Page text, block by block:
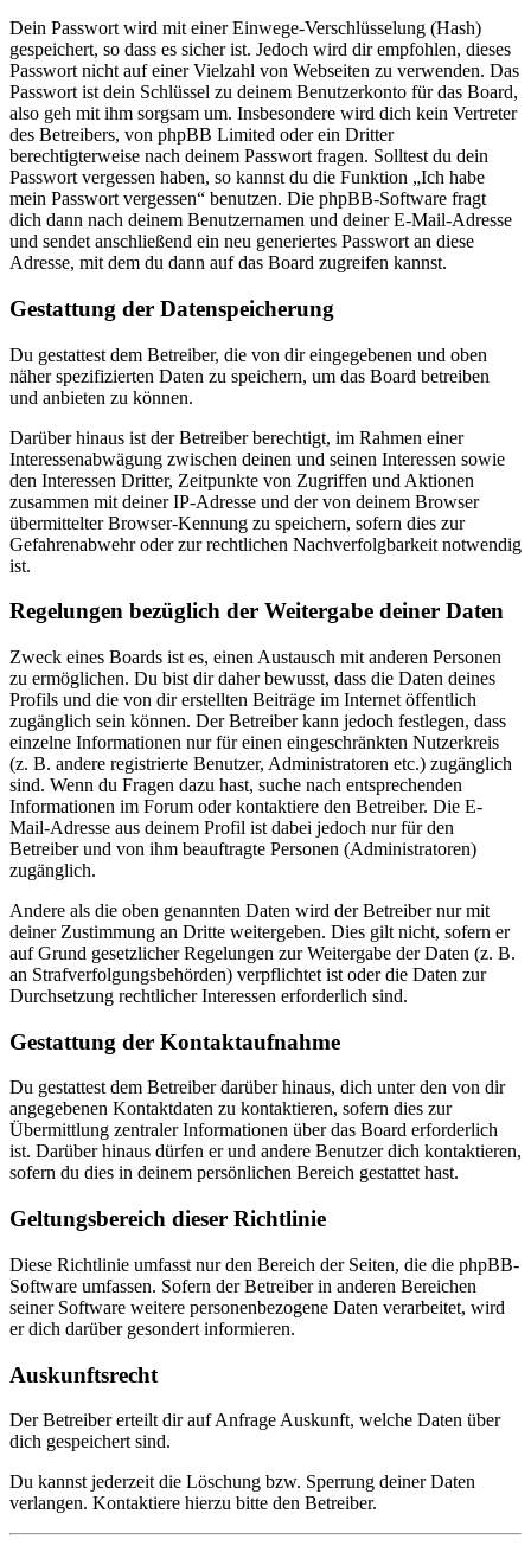
Dein Passwort wird mit einer Einwege-Verschlüsselung (Hash)
gespeichert, so dass es sicher ist. Jedoch wird dir empfohlen, dieses
Passwort nicht auf einer Vielzahl von Webseiten zu verwenden. Das
Passwort ist dein Schlüssel zu deinem Benutzerkonto für das Board,
also geh mit ihm sorgsam um. Insbesondere wird dich kein Vertreter
des Betreibers, von phpBB Limited oder ein Dritter
berechtigterweise nach deinem Passwort fragen. Solltest du dein
Passwort vergessen haben, so kannst du die Funktion „Ich habe
mein Passwort vergessen“ benutzen. Die phpBB-Software fragt
dich dann nach deinem Benutzernamen und deiner E-Mail-Adresse
und sendet anschließend ein neu generiertes Passwort an diese
Adresse, mit dem du dann auf das Board zugreifen kannst.
Gestattung der Datenspeicherung
Du gestattest dem Betreiber, die von dir eingegebenen und oben
näher spezifizierten Daten zu speichern, um das Board betreiben
und anbieten zu können.
Darüber hinaus ist der Betreiber berechtigt, im Rahmen einer
Interessenabwägung zwischen deinen und seinen Interessen sowie
den Interessen Dritter, Zeitpunkte von Zugriffen und Aktionen
zusammen mit deiner IP-Adresse und der von deinem Browser
übermittelter Browser-Kennung zu speichern, sofern dies zur
Gefahrenabwehr oder zur rechtlichen Nachverfolgbarkeit notwendig
ist.
Regelungen bezüglich der Weitergabe deiner Daten
Zweck eines Boards ist es, einen Austausch mit anderen Personen
zu ermöglichen. Du bist dir daher bewusst, dass die Daten deines
Profils und die von dir erstellten Beiträge im Internet öffentlich
zugänglich sein können. Der Betreiber kann jedoch festlegen, dass
einzelne Informationen nur für einen eingeschränkten Nutzerkreis
(z. B. andere registrierte Benutzer, Administratoren etc.) zugänglich
sind. Wenn du Fragen dazu hast, suche nach entsprechenden
Informationen im Forum oder kontaktiere den Betreiber. Die E-
Mail-Adresse aus deinem Profil ist dabei jedoch nur für den
Betreiber und von ihm beauftragte Personen (Administratoren)
zugänglich.
Andere als die oben genannten Daten wird der Betreiber nur mit
deiner Zustimmung an Dritte weitergeben. Dies gilt nicht, sofern er
auf Grund gesetzlicher Regelungen zur Weitergabe der Daten (z. B.
an Strafverfolgungsbehörden) verpflichtet ist oder die Daten zur
Durchsetzung rechtlicher Interessen erforderlich sind.
Gestattung der Kontaktaufnahme
Du gestattest dem Betreiber darüber hinaus, dich unter den von dir
angegebenen Kontaktdaten zu kontaktieren, sofern dies zur
Übermittlung zentraler Informationen über das Board erforderlich
ist. Darüber hinaus dürfen er und andere Benutzer dich kontaktieren,
sofern du dies in deinem persönlichen Bereich gestattet hast.
Geltungsbereich dieser Richtlinie
Diese Richtlinie umfasst nur den Bereich der Seiten, die die phpBB-
Software umfassen. Sofern der Betreiber in anderen Bereichen
seiner Software weitere personenbezogene Daten verarbeitet, wird
er dich darüber gesondert informieren.
Auskunftsrecht
Der Betreiber erteilt dir auf Anfrage Auskunft, welche Daten über
dich gespeichert sind.
Du kannst jederzeit die Löschung bzw. Sperrung deiner Daten
verlangen. Kontaktiere hierzu bitte den Betreiber.